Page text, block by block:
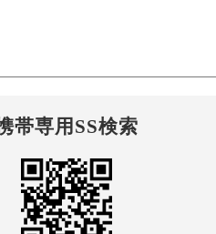
帯専用SS検索